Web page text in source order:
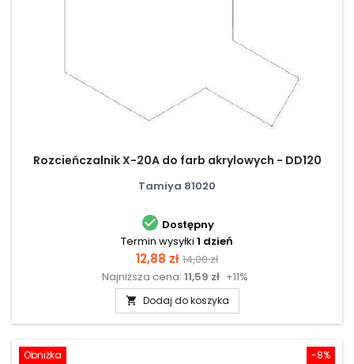
Rozcieńczalnik X-20A do farb akrylowych - DD120
Tamiya 81020
 Dostępny
Termin wysyłki 1 dzień
Cena
12,88 zł Cena
podstawowa
14,00 zł
Najniższa cena: 11,59 zł +11%
 Dodaj do koszyka
-8%
Obniżka